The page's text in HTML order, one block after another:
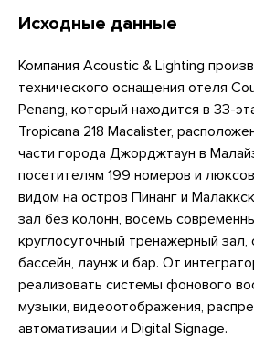
Исходные данные
Компания Acoustic & Lighting
технического оснащения отеля
Penang, который находится в 33-
Tropicana 218 Macalister,
части города Джорджтаун в
посетителям 199 номеров и
видом на остров Пинанг и
зал без колонн, восемь
круглосуточный тренажерный зал,
бассейн, лаунж и бар. От
реализовать системы фонового
музыки, видеоотображения,
автоматизации и Digital Signage.